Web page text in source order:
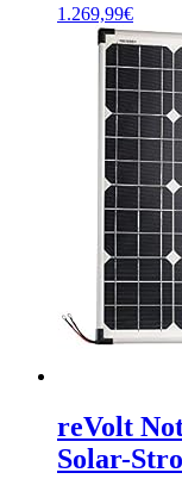
1.269,99€
reVolt
Solar-